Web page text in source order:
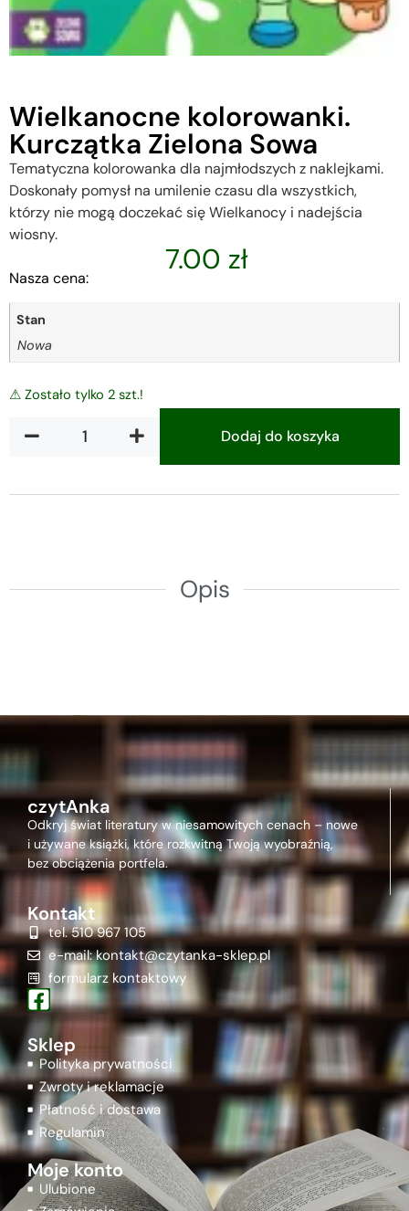
Wielkanocne kolorowanki.
Kurczątka Zielona Sowa
Tematyczna kolorowanka dla najmłodszych z naklejkami.
Doskonały pomysł na umilenie czasu dla wszystkich,
którzy nie mogą doczekać się Wielkanocy i nadejścia
wiosny.
Nasza cena:
7.00 zł
Stan
Nowa
⚠ Zostało tylko 2 szt.!
Dodaj do koszyka
Opis
czytAnka
Odkryj świat literatury w niesamowitych cenach – nowe
i używane książki, które rozkwitną Twoją wyobraźnią,
bez obciążenia portfela.
Kontakt
tel. 510 967 105
e-mail: kontakt@czytanka-sklep.pl
formularz kontaktowy
Sklep
Polityka prywatności
Zwroty i reklamacje
Płatność i dostawa
Regulamin
Moje konto
Ulubione